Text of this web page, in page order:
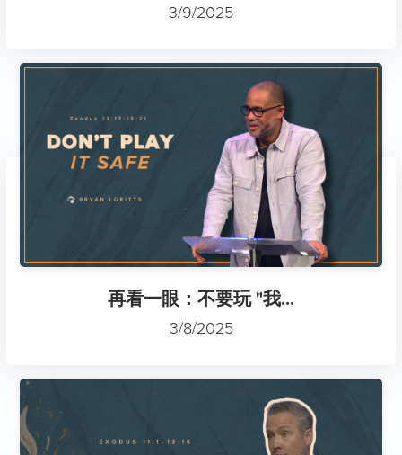
3/9/2025
再看一眼：不要玩 "我...
3/8/2025